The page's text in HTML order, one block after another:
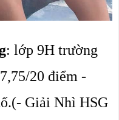
: lớp 9H trường
20 điểm -
Giải Nhì HSG